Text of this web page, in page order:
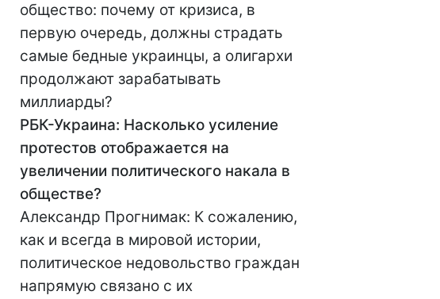
общество: почему от кризиса, в
первую очередь, должны страдать
самые бедные украинцы, а олигархи
продолжают зарабатывать
миллиарды?
РБК-Украина: Насколько усиление
протестов отображается на
увеличении политического накала в
обществе?
Александр Прогнимак: К сожалению,
как и всегда в мировой истории,
политическое недовольство граждан
напрямую связано с их